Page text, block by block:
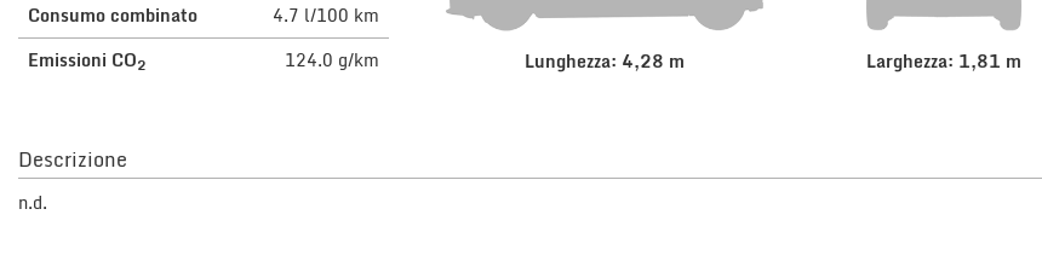
Consumo combinato
4.7 l/100 km
Emissioni CO2 124.0 g/km Lunghezza: 4,28 m Larghezza: 1,81 m
Descrizione
n.d.
Cookie necessari